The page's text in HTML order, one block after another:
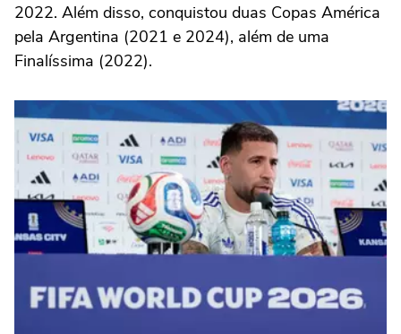
2022. Além disso, conquistou duas Copas América
pela Argentina (2021 e 2024), além de uma
Finalíssima (2022).